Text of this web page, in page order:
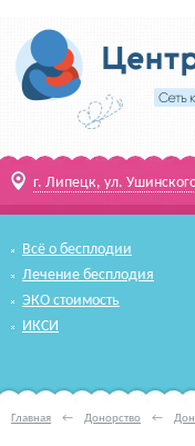
г. Липецк, ул.
Всё о бесплодии
Лечение бесплодия
ЭКО стоимость
ИКСИ
Главная ← Донорство ←